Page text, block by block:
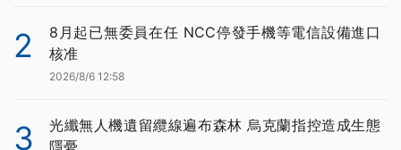
2
8月起已無委員在任 NCC停發手機等電信設備進口
核准
2026/8/6 12:58
3
光纖無人機遺留纜線遍布森林 烏克蘭指控造成生態
隱憂